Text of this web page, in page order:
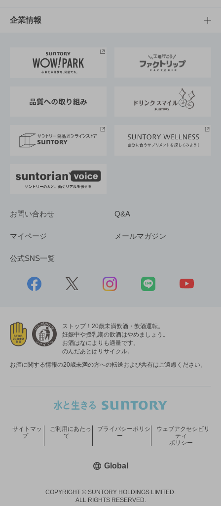
栄養成分一覧
工場見学
地域情報
サントリーホール
サントリーサンバーズ大阪
サステナビリティTOP
サントリーが考えるサステナビリティ経営
企業情報
企業概要
採用情報
お問い合わせ Q&A
マイページ メールマガジン
公式SNS一覧
ストップ！20歳未満飲酒・飲酒運転。
妊娠中や授乳期の飲酒はやめましょう。
お酒はなによりも適量です。
のんだあとはリサイクル。
お酒に関する情報の20歳未満の方への転送および共有はご遠慮ください。
COPYRIGHT © SUNTORY HOLDINGS LIMITED.
ALL RIGHTS RESERVED.
サイトマッ
プ
ご利用にあたっ
て
プライバシーポリシ
ー
ウェブアクセシビリ
ティ
ポリシー
Global新しいウィンドウで開く